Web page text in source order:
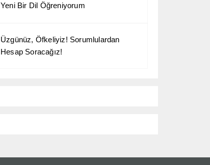
Yeni Bir Dil Öğreniyorum
Üzgünüz, Öfkeliyiz! Sorumlulardan
Hesap Soracağız!